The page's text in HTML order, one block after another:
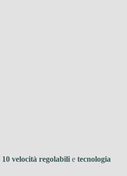
10 velocità regolabili e tecnologia